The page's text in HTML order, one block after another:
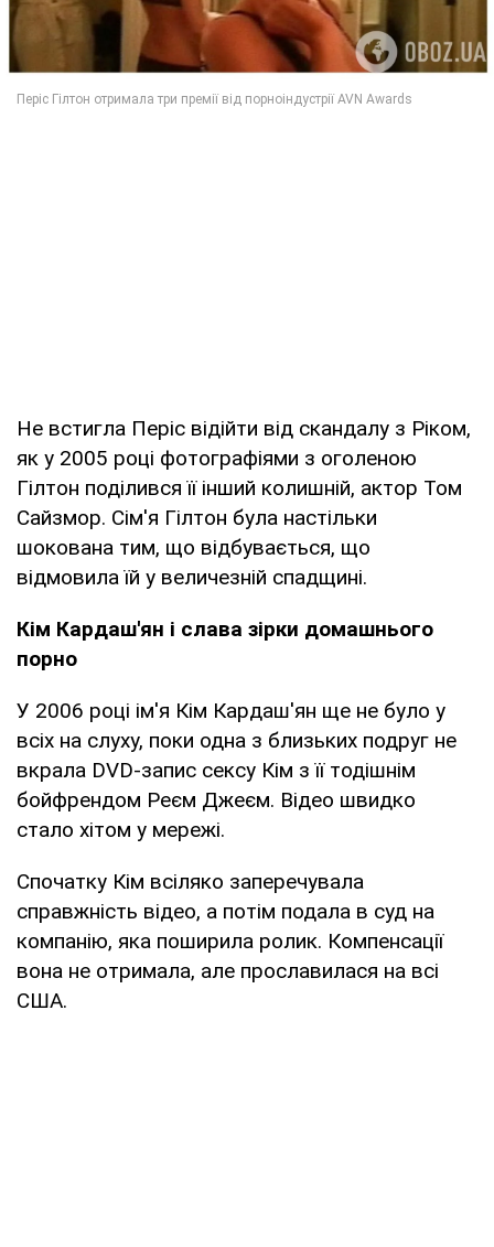
Не встигла Періс відійти від скандалу з Ріком,
як у 2005 році фотографіями з оголеною
Гілтон поділився її інший колишній, актор Том
Сайзмор. Сім'я Гілтон була настільки
шокована тим, що відбувається, що
відмовила їй у величезній спадщині.
Кім Кардаш'ян і слава зірки домашнього
порно
У 2006 році ім'я Кім Кардаш'ян ще не було у
всіх на слуху, поки одна з близьких подруг не
вкрала DVD-запис сексу Кім з її тодішнім
бойфрендом Реєм Джеєм. Відео швидко
стало хітом у мережі.
Спочатку Кім всіляко заперечувала
справжність відео, а потім подала в суд на
компанію, яка поширила ролик. Компенсації
вона не отримала, але прославилася на всі
США.